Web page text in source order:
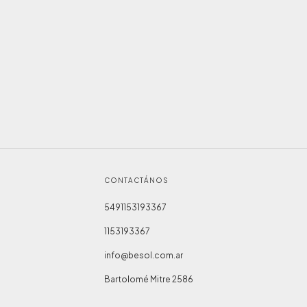
CONTACTÁNOS
5491153193367
1153193367
info@besol.com.ar
Bartolomé Mitre 2586